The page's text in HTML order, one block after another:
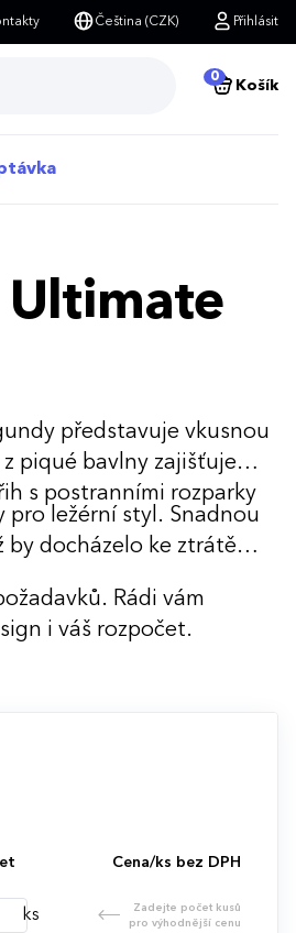
Čeština (CZK) Přihlásit
0
Košík
Ultimate
představuje vkusnou
piqué bavlny zajišťuje
s postranními rozparky
pro ležérní styl. Snadnou
by docházelo ke ztrátě
Rádi vám
i váš rozpočet.
Cena/ks bez DPH
ks
Zadejte počet kusů
pro výhodnější cenu